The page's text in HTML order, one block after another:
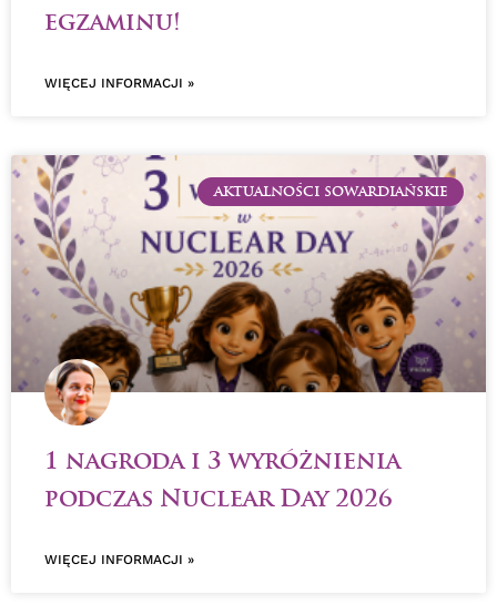
egzaminu!
WIĘCEJ INFORMACJI »
AKTUALNOŚCI SOWARDIAŃSKIE
1 nagroda i 3 wyróżnienia
podczas Nuclear Day 2026
WIĘCEJ INFORMACJI »